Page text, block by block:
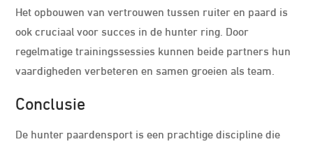
Het opbouwen van vertrouwen tussen ruiter en paard is
ook cruciaal voor succes in de hunter ring. Door
regelmatige trainingssessies kunnen beide partners hun
vaardigheden verbeteren en samen groeien als team.
Conclusie
De hunter paardensport is een prachtige discipline die